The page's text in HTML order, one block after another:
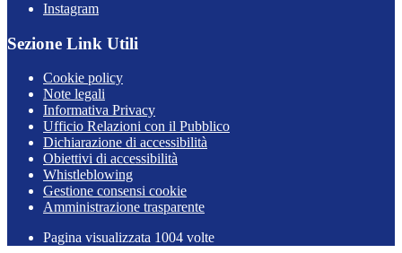
Instagram
Sezione Link Utili
Cookie policy
Note legali
Informativa Privacy
Ufficio Relazioni con il Pubblico
Dichiarazione di accessibilità
Obiettivi di accessibilità
Whistleblowing
Gestione consensi cookie
Amministrazione trasparente
Pagina visualizzata 1004 volte